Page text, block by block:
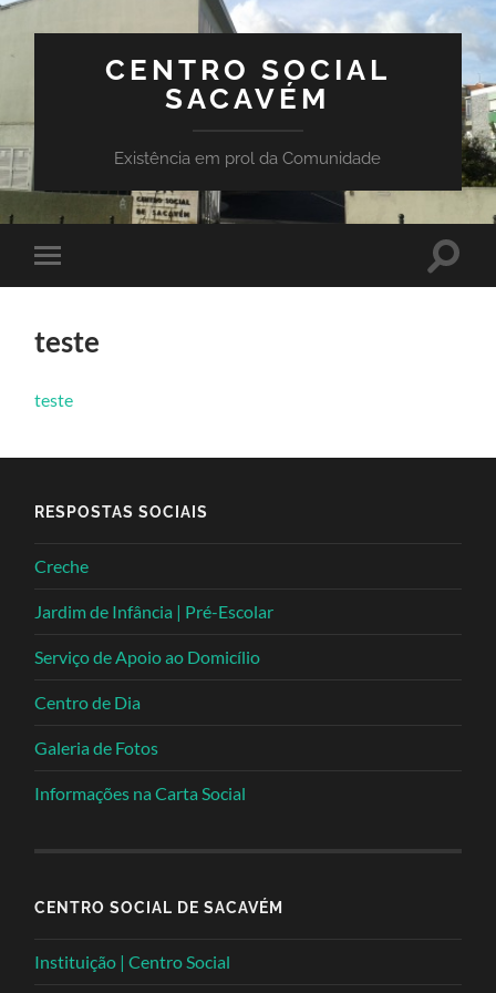
CENTRO SOCIAL
SACAVÉM
Existência em prol da Comunidade
Toggle
mobile
Toggle
teste
teste
RESPOSTAS SOCIAIS
Creche
Jardim de Infância | Pré-Escolar
Serviço de Apoio ao Domicílio
Centro de Dia
Galeria de Fotos
Informações na Carta Social
CENTRO SOCIAL DE SACAVÉM
Instituição | Centro Social